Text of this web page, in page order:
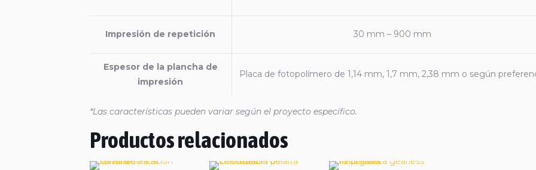
Impresión de repetición 30 mm – 900 mm
Espesor de la plancha de
impresión
Placa de fotopolímero de 1,14 mm, 1,7 mm, 2,38 mm o según
*Las características pueden variar según el proyecto específico.
Productos relacionados